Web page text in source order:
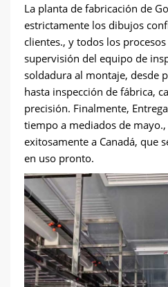
La planta de fabricación de
estrictamente los dibujos
clientes., y todos los
supervisión del equipo de
soldadura al montaje, desde
hasta inspección de fábrica,
precisión. Finalmente,
tiempo a mediados de
exitosamente a Canadá, que
en uso pronto.